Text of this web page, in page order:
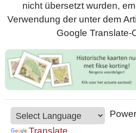
nicht übersetzt wurden,
Verwendung der unter dem
Google Translate-